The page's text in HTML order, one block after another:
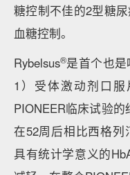
糖控制不佳的2型糖
血糖控制。
Rybelsus®是首个也
1）受体激动剂口
PIONEER临床试验
在52周后相比西格列
具有统计学意义的